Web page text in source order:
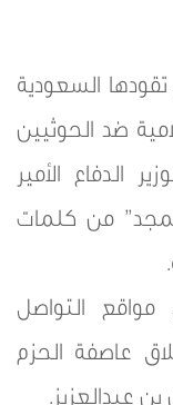
السعودية
ضد الحوثيين
الدفاع الأمير
من كلمات
مواقع التواصل
عاصفة الحزم
عبدالعزيز.